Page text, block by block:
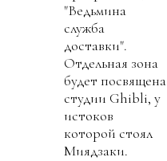
"Ведьмина
служба
доставки".
Отдельная зона
будет посвящена
студии Ghibli, у
истоков
которой стоял
Миядзаки.